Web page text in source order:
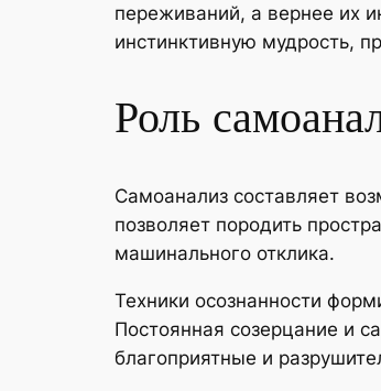
переживаний, а вернее их
инстинктивную мудрость,
Роль
Самоанализ составляет
позволяет породить
машинального отклика.
Техники осознанности
Постоянная созерцание и
благоприятные и